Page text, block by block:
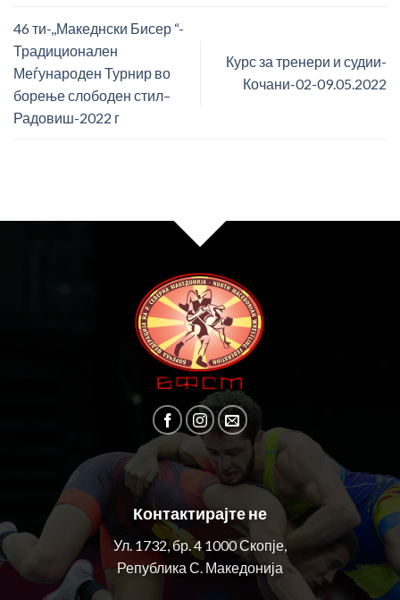
46 ти-,,Македнски Бисер “-
Традиционален
Меѓународен Турнир во
борење слободен стил–
Радовиш-2022 г
Курс за тренери и судии-
Кочани-02-09.05.2022
Контактирајте не
Ул. 1732, бр. 4 1000 Скопје,
Република С. Македонија